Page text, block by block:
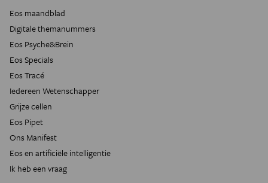
Eos maandblad
Digitale themanummers
Eos Psyche&Brein
Eos Specials
Eos Tracé
Iedereen Wetenschapper
Grijze cellen
Eos Pipet
Ons Manifest
Eos en artificiële intelligentie
Ik heb een vraag